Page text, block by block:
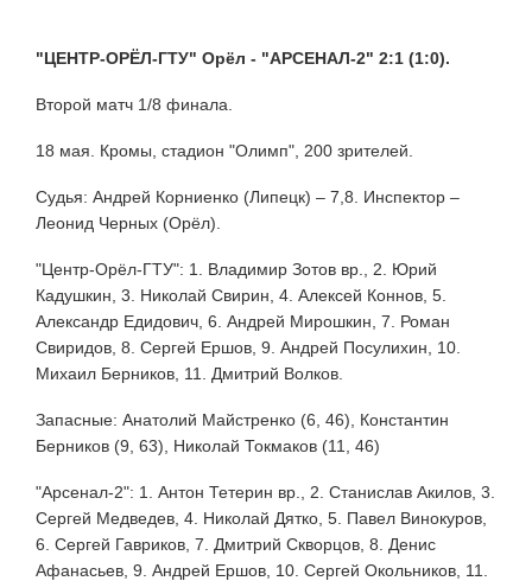
"ЦЕНТР-ОРЁЛ-ГТУ" Орёл - "АРСЕНАЛ-2" 2:1 (1:0).
Второй матч 1/8 финала.
18 мая. Кромы, стадион "Олимп", 200 зрителей.
Судья: Андрей Корниенко (Липецк) – 7,8. Инспектор –
Леонид Черных (Орёл).
"Центр-Орёл-ГТУ": 1. Владимир Зотов вр., 2. Юрий
Кадушкин, 3. Николай Свирин, 4. Алексей Коннов, 5.
Александр Едидович, 6. Андрей Мирошкин, 7. Роман
Свиридов, 8. Сергей Ершов, 9. Андрей Посулихин, 10.
Михаил Берников, 11. Дмитрий Волков.
Запасные: Анатолий Майстренко (6, 46), Константин
Берников (9, 63), Николай Токмаков (11, 46)
"Арсенал-2": 1. Антон Тетерин вр., 2. Станислав Акилов, 3.
Сергей Медведев, 4. Николай Дятко, 5. Павел Винокуров,
6. Сергей Гавриков, 7. Дмитрий Скворцов, 8. Денис
Афанасьев, 9. Андрей Ершов, 10. Сергей Окольников, 11.